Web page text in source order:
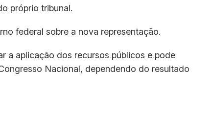
próprio tribunal.
federal sobre a nova representação.
a aplicação dos recursos públicos e pode
Nacional, dependendo do resultado